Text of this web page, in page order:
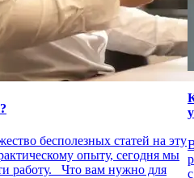
бесполезных статей на эту
опыту, сегодня мы
работу. Что вам нужно для